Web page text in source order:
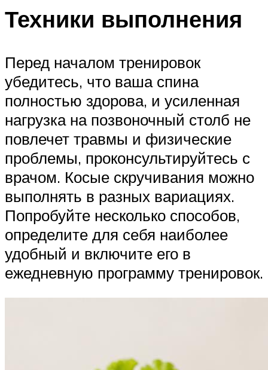
Техники выполнения
Перед началом тренировок
убедитесь, что ваша спина
полностью здорова, и усиленная
нагрузка на позвоночный столб не
повлечет травмы и физические
проблемы, проконсультируйтесь с
врачом. Косые скручивания можно
выполнять в разных вариациях.
Попробуйте несколько способов,
определите для себя наиболее
удобный и включите его в
ежедневную программу тренировок.